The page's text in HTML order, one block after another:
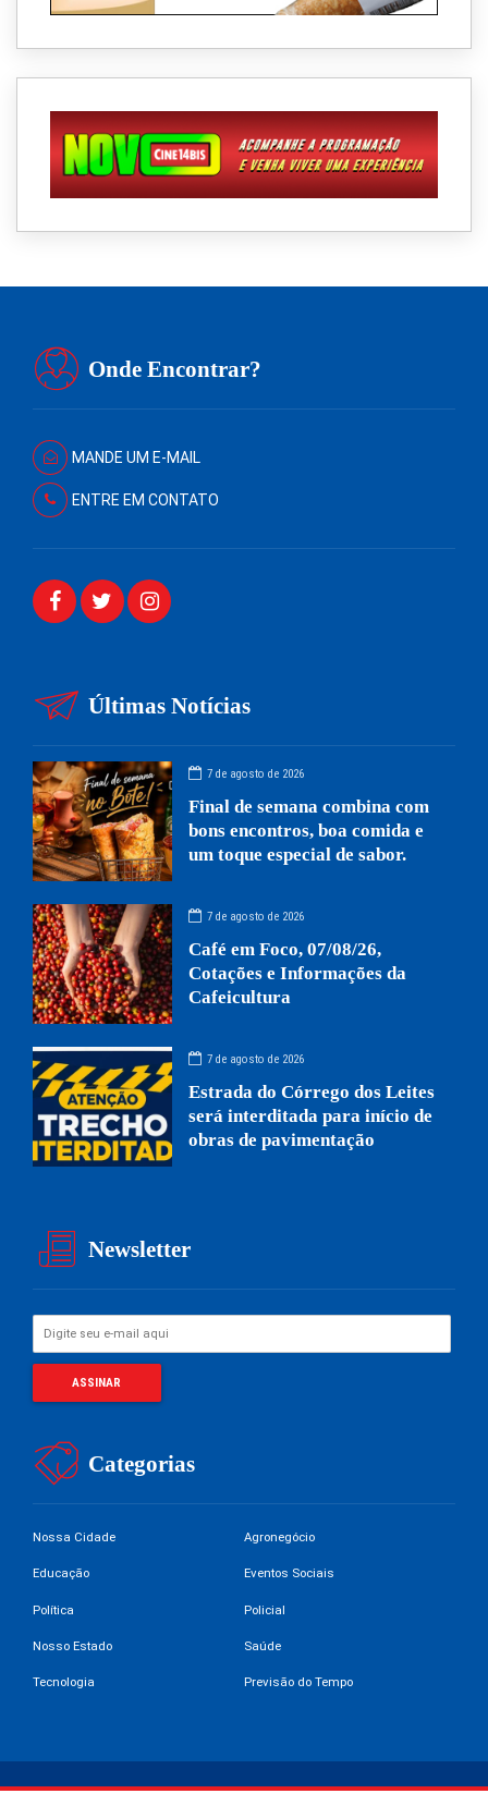
Onde Encontrar?
MANDE UM E-MAIL
ENTRE EM CONTATO
Últimas Notícias
7 de agosto de 2026
Final de semana combina com
bons encontros, boa comida e
um toque especial de sabor.
7 de agosto de 2026
Café em Foco, 07/08/26,
Cotações e Informações da
Cafeicultura
7 de agosto de 2026
Estrada do Córrego dos Leites
será interditada para início de
obras de pavimentação
Newsletter
Categorias
Nossa Cidade Agronegócio
Educação Eventos Sociais
Política Policial
Nosso Estado Saúde
Tecnologia Previsão do Tempo